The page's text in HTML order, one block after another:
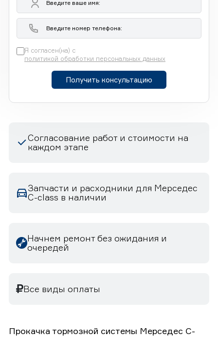
Я согласен(на) с
политикой обработки персональных данных
Получить консультацию
Согласование работ и стоимости на
каждом этапе
Запчасти и расходники для Мерседес
C-class в наличии
Начнем ремонт без ожидания и
очередей
Все виды оплаты
Прокачка тормозной системы Мерседес C-